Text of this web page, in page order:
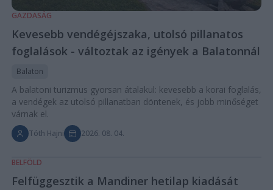
GAZDASÁG
Kevesebb vendégéjszaka, utolsó pillanatos
foglalások - változtak az igények a Balatonnál
Balaton
A balatoni turizmus gyorsan átalakul: kevesebb a korai foglalás,
a vendégek az utolsó pillanatban döntenek, és jobb minőséget
várnak el.
Tóth Hajni 2026. 08. 04.
BELFÖLD
Felfüggesztik a Mandiner hetilap kiadását